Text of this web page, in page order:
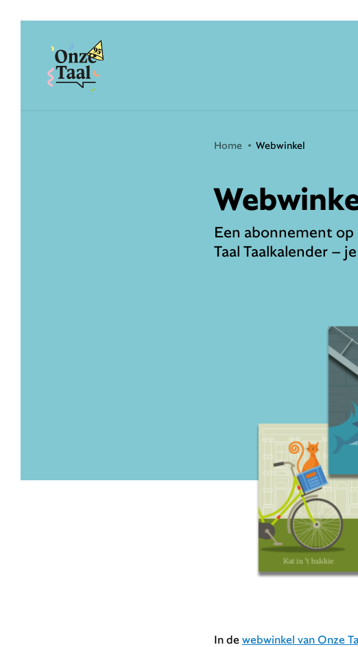
Onze Taal
Home Webwinkel
Een abonnement op
Taal Taalkalender –
In dewebwinkel van Onze